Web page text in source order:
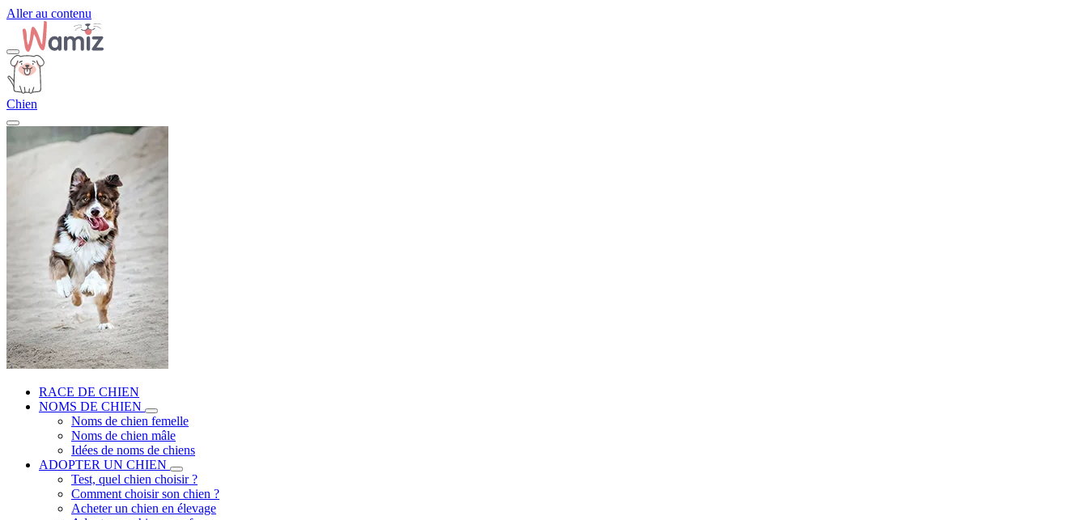
Aller au contenu
Chien
RACE DE CHIEN
NOMS DE CHIEN
Noms de chien femelle
Noms de chien mâle
Idées de noms de chiens
ADOPTER UN CHIEN
Test, quel chien choisir ?
Comment choisir son chien ?
Acheter un chien en élevage